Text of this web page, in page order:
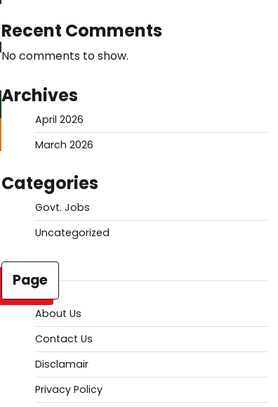
Recent Comments
No comments to show.
Archives
April 2026
March 2026
Categories
Govt. Jobs
Uncategorized
Page
About Us
Contact Us
Disclamair
Privacy Policy